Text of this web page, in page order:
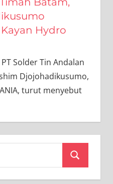
Hydro
Solder Tin Andalan
Djojohadikusumo,
turut menyebut
Search